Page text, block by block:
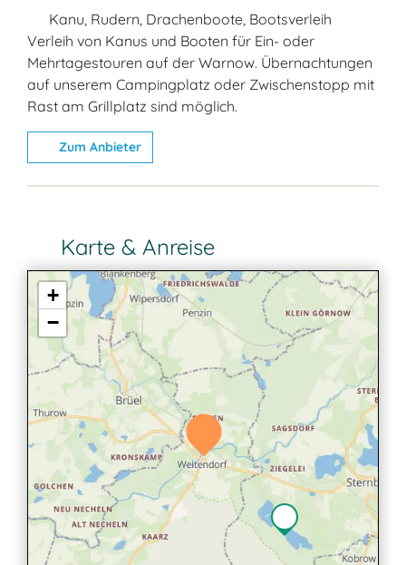
Kanu, Rudern, Drachenboote, Bootsverleih
Verleih von Kanus und Booten für Ein- oder
Mehrtagestouren auf der Warnow. Übernachtungen
auf unserem Campingplatz oder Zwischenstopp mit
Rast am Grillplatz sind möglich.
Zum Anbieter
Karte & Anreise
+
−